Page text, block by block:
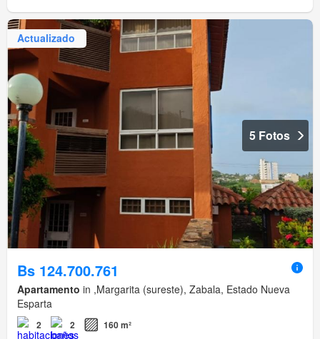
Actualizado
5 Fotos
Bs 124.700.761
Apartamento in ,Margarita (sureste), Zabala, Estado Nueva
Esparta
2 2 160 m²